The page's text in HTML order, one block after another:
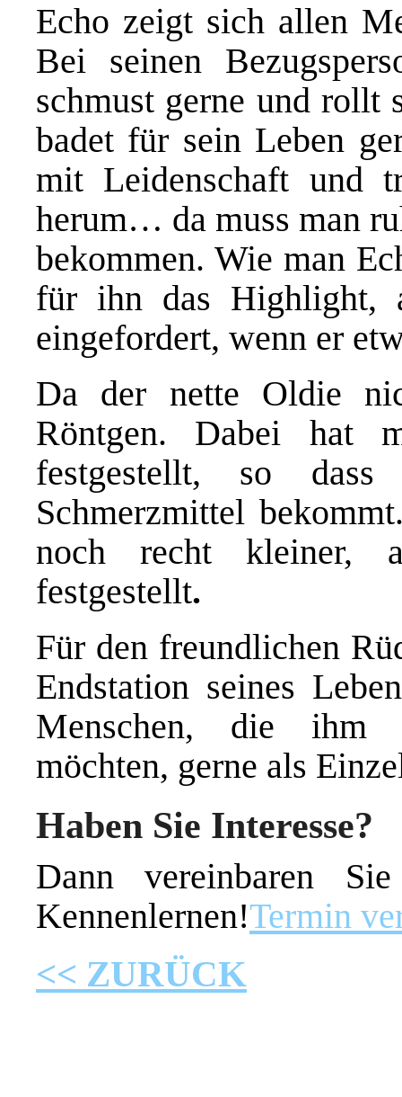
Echo zeigt sich allen
Bei seinen
schmust gerne und rollt
badet für sein Leben
mit Leidenschaft und
herum… da muss man
bekommen. Wie man
für ihn das Highlight,
eingefordert, wenn er
Da der nette Oldie
Röntgen. Dabei hat
festgestellt, so
Schmerzmittel
noch recht kleiner,
festgestellt.
Für den freundlichen
Endstation seines
Menschen, die ihm
möchten, gerne als
Haben Sie Interesse?
Dann vereinbaren
Kennenlernen!Termin
<< ZURÜCK